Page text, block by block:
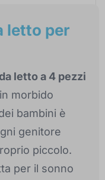
letto per
letto a 4 pezzi
morbido
bambini è
genitore
piccolo.
per il sonno